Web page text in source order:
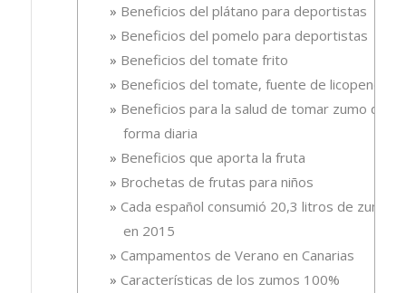
Beneficios del plátano para deportistas
Beneficios del pomelo para deportistas
Beneficios del tomate frito
Beneficios del tomate, fuente de licopeno
Beneficios para la salud de tomar zumo de
forma diaria
Beneficios que aporta la fruta
Brochetas de frutas para niños
Cada español consumió 20,3 litros de zumo
en 2015
Campamentos de Verano en Canarias
Características de los zumos 100%